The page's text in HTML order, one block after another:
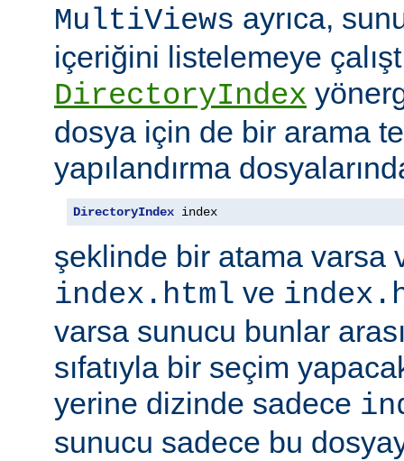
MultiViews ayrıca,
içeriğini listelemeye
DirectoryIndex
dosya için de bir arama
yapılandırma
DirectoryIndex index
şeklinde bir atama varsa
index.html ve
varsa sunucu bunlar
sıfatıyla bir seçim
yerine dizinde sadece
sunucu sadece bu